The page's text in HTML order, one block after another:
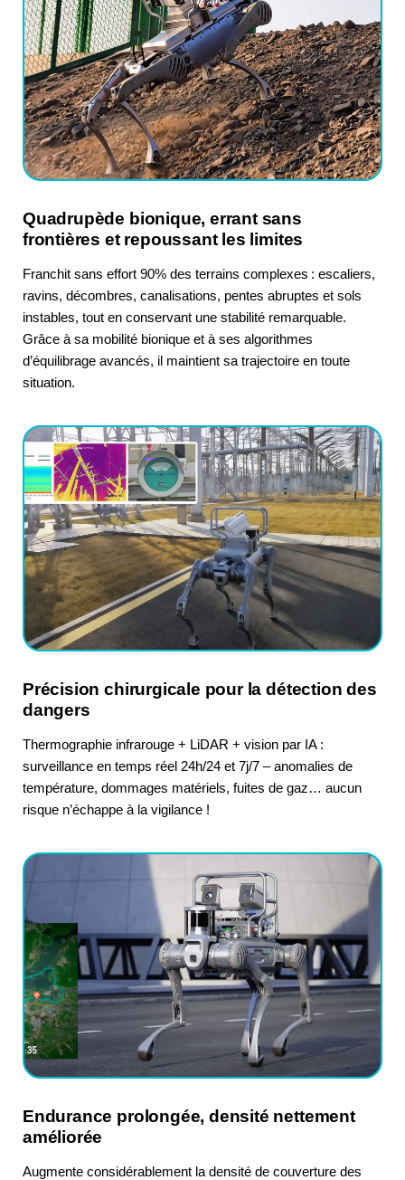
Quadrupède bionique, errant sans
frontières et repoussant les limites
Franchit sans effort 90% des terrains complexes : escaliers,
ravins, décombres, canalisations, pentes abruptes et sols
instables, tout en conservant une stabilité remarquable.
Grâce à sa mobilité bionique et à ses algorithmes
d’équilibrage avancés, il maintient sa trajectoire en toute
situation.
Précision chirurgicale pour la détection des
dangers
Thermographie infrarouge + LiDAR + vision par IA :
surveillance en temps réel 24h/24 et 7j/7 – anomalies de
température, dommages matériels, fuites de gaz… aucun
risque n’échappe à la vigilance !
Endurance prolongée, densité nettement
améliorée
Augmente considérablement la densité de couverture des